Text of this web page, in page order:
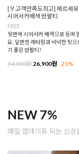
[🏅고객만족도최고] 메르세유
시어서커배색 반팔티
FREE
뒷면에 시어서커 배색으로 등에
요, 앞면엔 레터링과 넉넉한 핏으
기 좋은 반팔티!
34,000원26,900원 21%
NEW 7%
매일 업데이트 되는 신